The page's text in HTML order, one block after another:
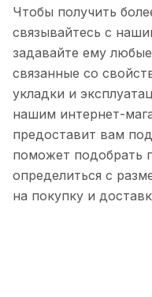
Чтобы получить
связывайтесь с
задавайте ему
связанные со
укладки и
нашим интернет-
предоставит вам
поможет подобрать
определиться с
на покупку и